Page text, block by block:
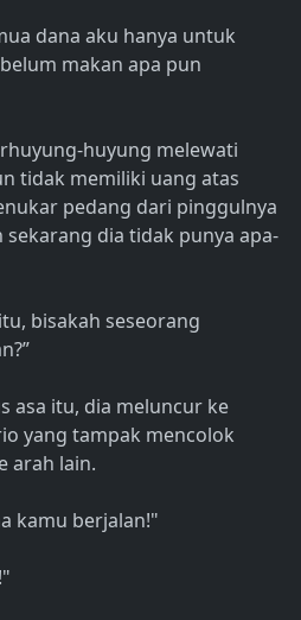
dana aku hanya untuk
makan apa pun
huyung melewati
tidak memiliki uang atas
pedang dari pinggulnya
dia tidak punya apa-
bisakah seseorang
asa itu, dia meluncur ke
yang tampak mencolok
arah lain.
kamu berjalan!"